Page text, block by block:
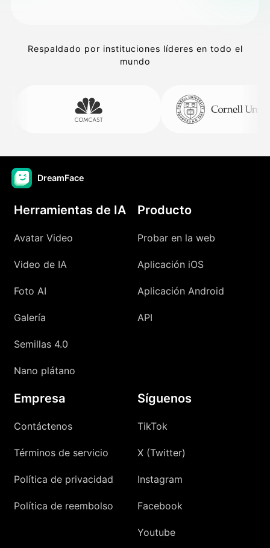
Respaldado por instituciones líderes en todo el
mundo
DreamFace
Herramientas de IA
Avatar Video
Video de IA
Foto AI
Galería
Semillas 4.0
Nano plátano
Producto
Probar en la web
Aplicación iOS
Aplicación Android
API
Empresa
Contáctenos
Términos de servicio
Política de privacidad
Política de reembolso
Síguenos
TikTok
X (Twitter)
Instagram
Facebook
Youtube